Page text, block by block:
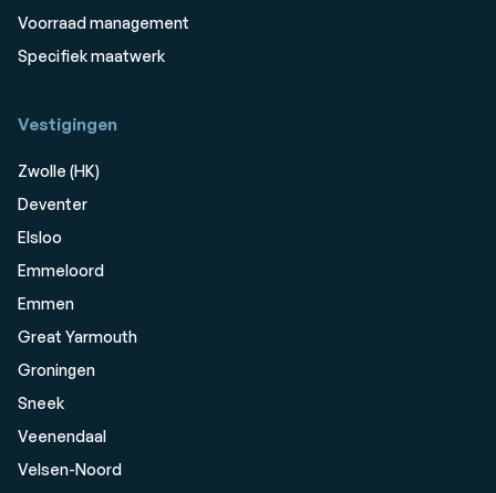
Voorraad management
Specifiek maatwerk
Vestigingen
Zwolle (HK)
Deventer
Elsloo
Emmeloord
Emmen
Great Yarmouth
Groningen
Sneek
Veenendaal
Velsen-Noord